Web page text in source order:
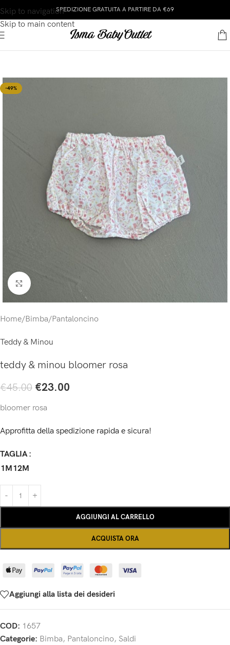
Skip to navigation
Skip to main content
SPEDIZIONE GRATUITA A PARTIRE DA €69
-49%
Click to enlarge
Home/Bimba/Pantaloncino
Teddy & Minou
teddy & minou bloomer rosa
€45.00 €23.00
bloomer rosa
Approfitta della spedizione rapida e sicura!
TAGLIA
1M12M
AGGIUNGI AL CARRELLO
ACQUISTA ORA
Aggiungi alla lista dei desideri
COD: 1657
Categorie: Bimba, Pantaloncino, Saldi